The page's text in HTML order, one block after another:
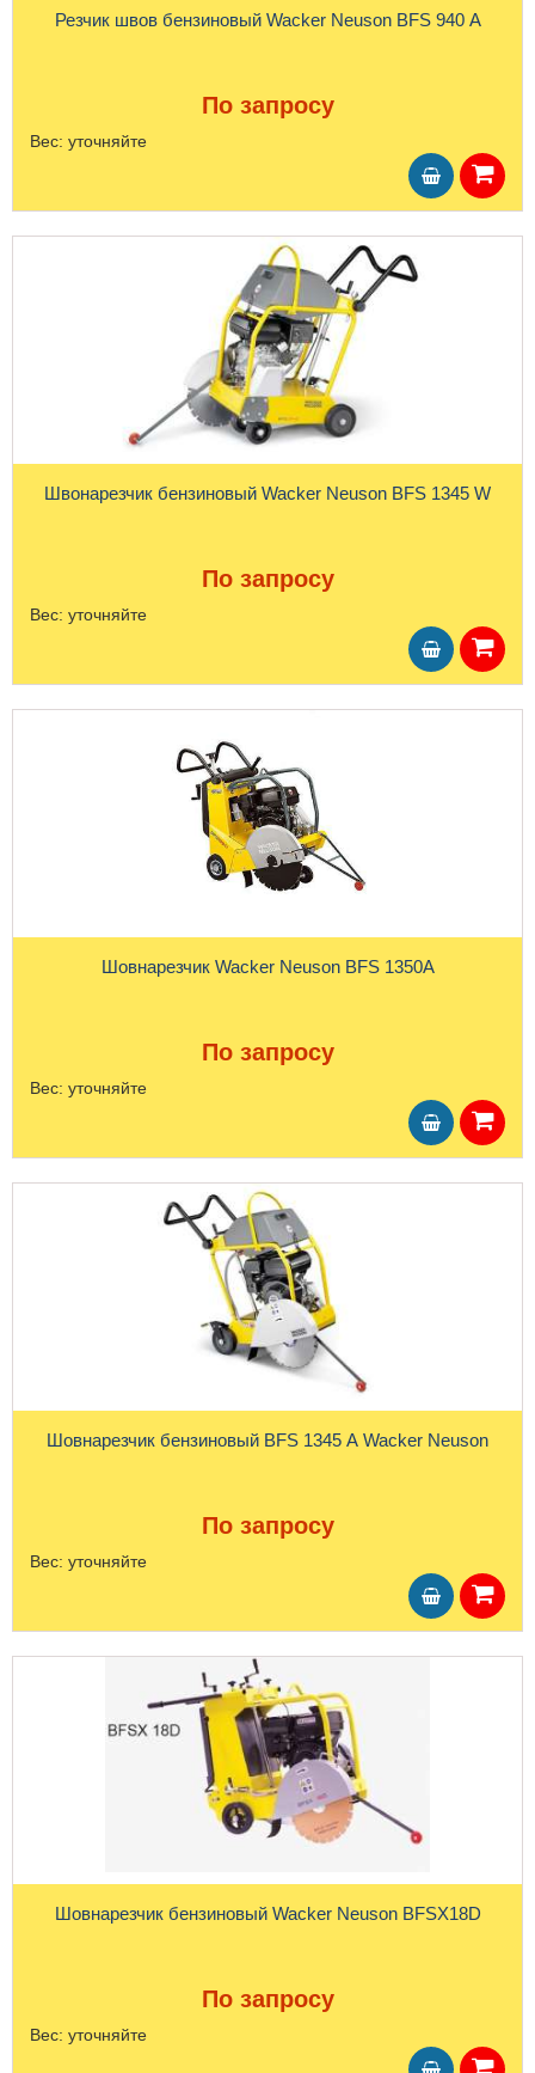
Резчик швов бензиновый Wacker Neuson BFS 940 A
По запросу
Вес: уточняйте
Швонарезчик бензиновый Wacker Neuson BFS 1345 W
По запросу
Вес: уточняйте
Шовнарезчик Wacker Neuson BFS 1350A
По запросу
Вес: уточняйте
Шовнарезчик бензиновый BFS 1345 A Wacker Neuson
По запросу
Вес: уточняйте
Шовнарезчик бензиновый Wacker Neuson BFSX18D
По запросу
Вес: уточняйте